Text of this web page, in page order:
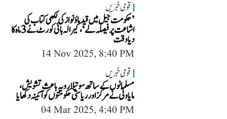
قومی خبریں
’حکومت جیل میں قید ماؤنواز کی لکھی کتاب کی
اشاعت پر فیصلہ لے‘، کیرالہ ہائی کورٹ نے 3 ماہ کا
دیا وقت
14 Nov 2025, 8:40 PM
قومی خبریں
مسلمانوں کے ساتھ سوتیلا رویہ باعث تشویش،
مایاوتی نے مرکز اور ریاستی حکومتوں کو آئینہ دکھایا
04 Mar 2025, 4:40 PM